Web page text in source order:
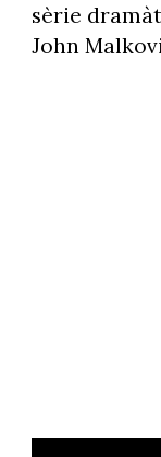
sèrie
John